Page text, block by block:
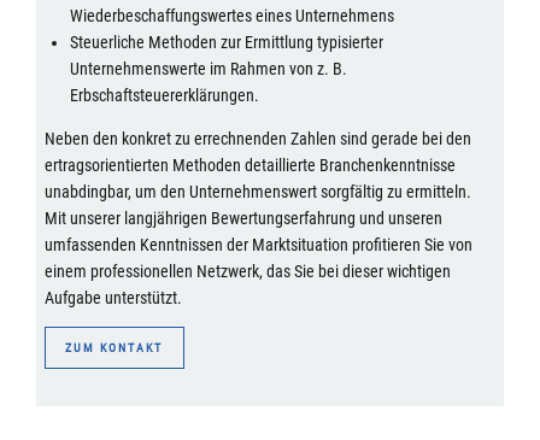
Wiederbeschaffungswertes eines Unternehmens
Steuerliche Methoden zur Ermittlung typisierter
Unternehmenswerte im Rahmen von z. B.
Erbschaftsteuererklärungen.
Neben den konkret zu errechnenden Zahlen sind gerade bei den
ertragsorientierten Methoden detaillierte Branchenkenntnisse
unabdingbar, um den Unternehmenswert sorgfältig zu ermitteln.
Mit unserer langjährigen Bewertungserfahrung und unseren
umfassenden Kenntnissen der Marktsituation profitieren Sie von
einem professionellen Netzwerk, das Sie bei dieser wichtigen
Aufgabe unterstützt.
ZUM KONTAKT